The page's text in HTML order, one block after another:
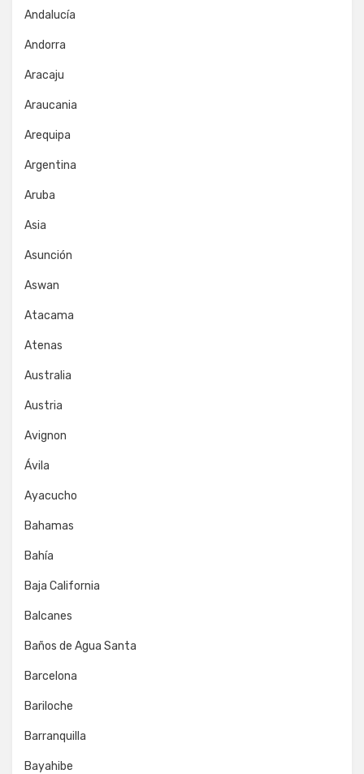
Andalucía
Andorra
Aracaju
Araucania
Arequipa
Argentina
Aruba
Asia
Asunción
Aswan
Atacama
Atenas
Australia
Austria
Avignon
Ávila
Ayacucho
Bahamas
Bahía
Baja California
Balcanes
Baños de Agua Santa
Barcelona
Bariloche
Barranquilla
Bayahibe